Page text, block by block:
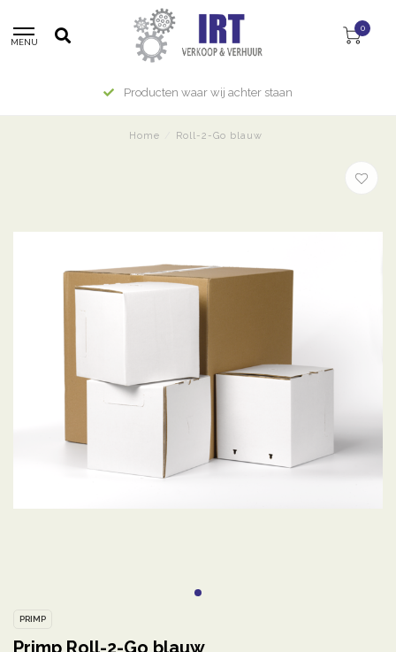
MENU
0
Producten waar wij achter staan
Home Roll-2-Go blauw
PRIMP